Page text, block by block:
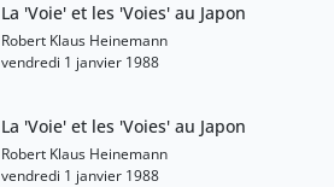
La 'Voie' et les 'Voies' au Japon
Robert Klaus Heinemann
vendredi 1 janvier 1988
La 'Voie' et les 'Voies' au Japon
Robert Klaus Heinemann
vendredi 1 janvier 1988